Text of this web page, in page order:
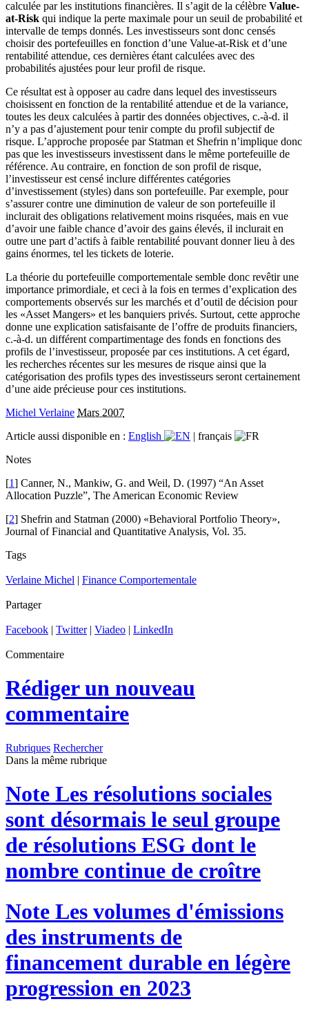
calculée par les institutions financières. Il s’agit de la célèbre Value-
at-Risk qui indique la perte maximale pour un seuil de probabilité et
intervalle de temps donnés. Les investisseurs sont donc censés
choisir des portefeuilles en fonction d’une Value-at-Risk et d’une
rentabilité attendue, ces dernières étant calculées avec des
probabilités ajustées pour leur profil de risque.
Ce résultat est à opposer au cadre dans lequel des investisseurs
choisissent en fonction de la rentabilité attendue et de la variance,
toutes les deux calculées à partir des données objectives, c.-à-d. il
n’y a pas d’ajustement pour tenir compte du profil subjectif de
risque. L’approche proposée par Statman et Shefrin n’implique donc
pas que les investisseurs investissent dans le même portefeuille de
référence. Au contraire, en fonction de son profil de risque,
l’investisseur est censé inclure différentes catégories
d’investissement (styles) dans son portefeuille. Par exemple, pour
s’assurer contre une diminution de valeur de son portefeuille il
inclurait des obligations relativement moins risquées, mais en vue
d’avoir une faible chance d’avoir des gains élevés, il inclurait en
outre une part d’actifs à faible rentabilité pouvant donner lieu à des
gains énormes, tel les tickets de loterie.
La théorie du portefeuille comportementale semble donc revêtir une
importance primordiale, et ceci à la fois en termes d’explication des
comportements observés sur les marchés et d’outil de décision pour
les «Asset Mangers» et les banquiers privés. Surtout, cette approche
donne une explication satisfaisante de l’offre de produits financiers,
c.-à-d. un différent compartimentage des fonds en fonctions des
profils de l’investisseur, proposée par ces institutions. A cet égard,
les recherches récentes sur les mesures de risque ainsi que la
catégorisation des profils types des investisseurs seront certainement
d’une aide précieuse pour ces institutions.
Michel Verlaine Mars 2007
Article aussi disponible en : English | français
Notes
[1] Canner, N., Mankiw, G. and Weil, D. (1997) “An Asset
Allocation Puzzle”, The American Economic Review
[2] Shefrin and Statman (2000) «Behavioral Portfolio Theory»,
Journal of Financial and Quantitative Analysis, Vol. 35.
Tags
Verlaine Michel | Finance Comportementale
Partager
Facebook | Twitter| Viadeo | LinkedIn
Commentaire
Rédiger un nouveau
commentaire
Rubriques Rechercher
Dans la même rubrique
Note Les résolutions sociales
sont désormais le seul groupe
de résolutions ESG dont le
nombre continue de croître
Note Les volumes d'émissions
des instruments de
financement durable en légère
progression en 2023